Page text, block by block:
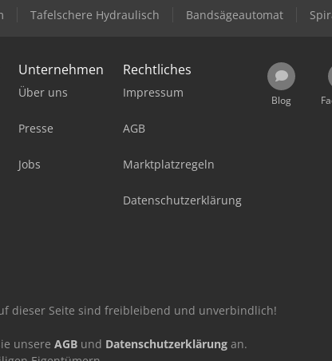
Tafelschere Hydraulisch Bandsägeautomat
Unternehmen
Über uns
Presse
Jobs
Rechtliches
Impressum
AGB
Marktplatzregeln
Datenschutzerklärung
Blog
dieser Seite sind freibleibend und unverbindlich!
unsere AGB und Datenschutzerklärung an.